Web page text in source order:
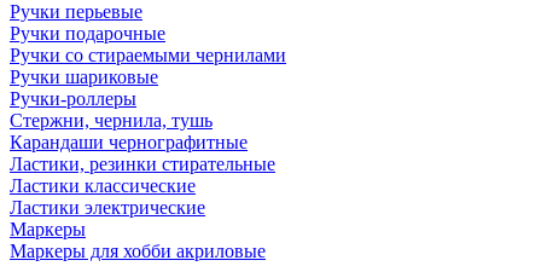
Ручки перьевые
Ручки подарочные
Ручки со стираемыми чернилами
Ручки шариковые
Ручки-роллеры
Стержни, чернила, тушь
Карандаши чернографитные
Ластики, резинки стирательные
Ластики классические
Ластики электрические
Маркеры
Маркеры для хобби акриловые